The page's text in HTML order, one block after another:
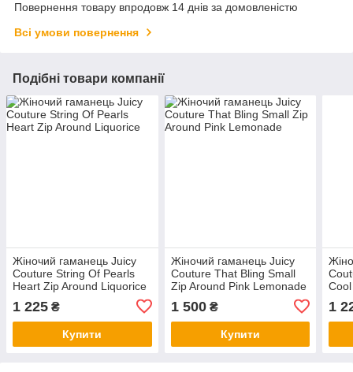
Повернення товару впродовж 14 днів за домовленістю
Всі умови повернення
Подібні товари компанії
Жіночий гаманець Juicy
Couture String Of Pearls
Heart Zip Around Liquorice
1 225 ₴
Купити
Жіночий гаманець Juicy
Couture That Bling Small
Zip Around Pink Lemonade
1 500₴
Купити
1